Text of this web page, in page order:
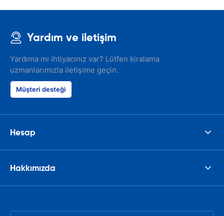
Yardım ve iletişim
Yardıma mı ihtiyacınız var? Lütfen kiralama
uzmanlarımızla iletişime geçin.
Müşteri desteği
Hesap
Hakkımızda